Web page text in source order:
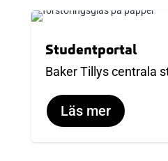
Studentportal
Baker Tillys centrala
Läs mer